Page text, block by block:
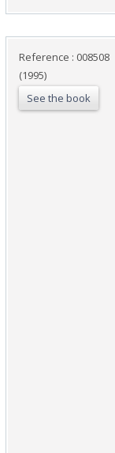
Reference : 008508
(1995)
See the book